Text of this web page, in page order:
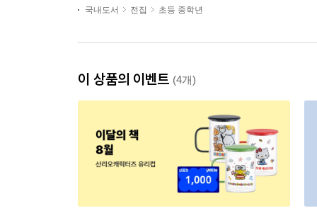
국내도서 전집 초등 중학년
이 상품의 이벤트 (4개)